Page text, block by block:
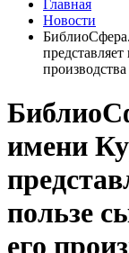
Главная
Новости
производства
имени
пользе
его